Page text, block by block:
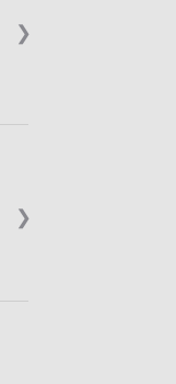
❯
❯